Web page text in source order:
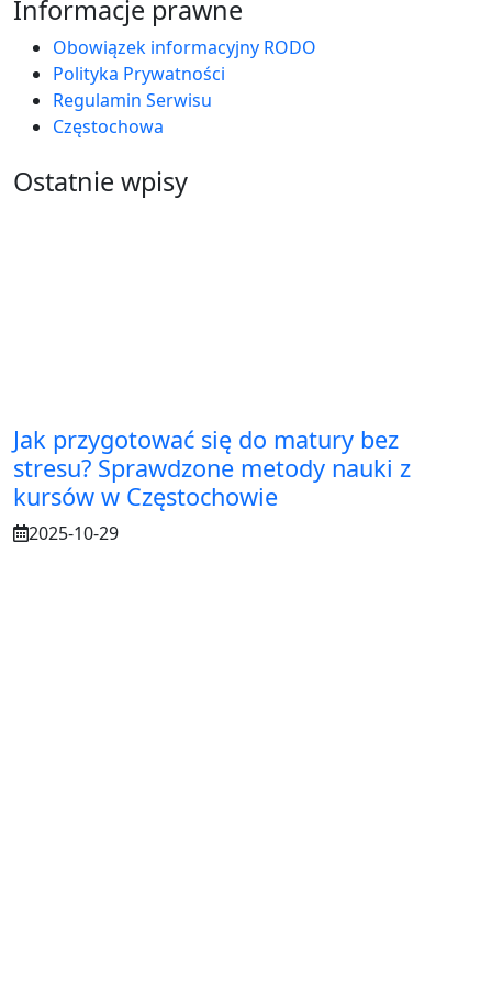
Informacje prawne
Obowiązek informacyjny RODO
Polityka Prywatności
Regulamin Serwisu
Częstochowa
Ostatnie wpisy
Jak przygotować się do matury bez
stresu? Sprawdzone metody nauki z
kursów w Częstochowie
2025-10-29